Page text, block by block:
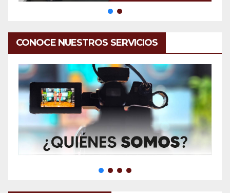
CONOCE NUESTROS SERVICIOS